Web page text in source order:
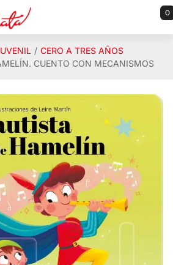
0
CERO A TRES AÑOS
CUENTO CON MECANISMOS